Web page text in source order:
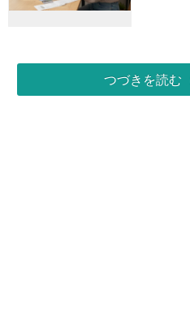
つづきを読む